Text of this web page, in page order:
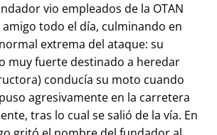
vio empleados de la OTAN
todo el día, culminando en
extrema del ataque: su
muy fuerte destinado a heredar
conducía su moto cuando
agresivamente en la carretera
tras lo cual se salió de la vía. En